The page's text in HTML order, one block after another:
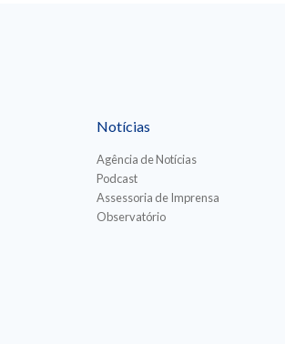
Notícias
Agência de Notícias
Podcast
Assessoria de Imprensa
Observatório